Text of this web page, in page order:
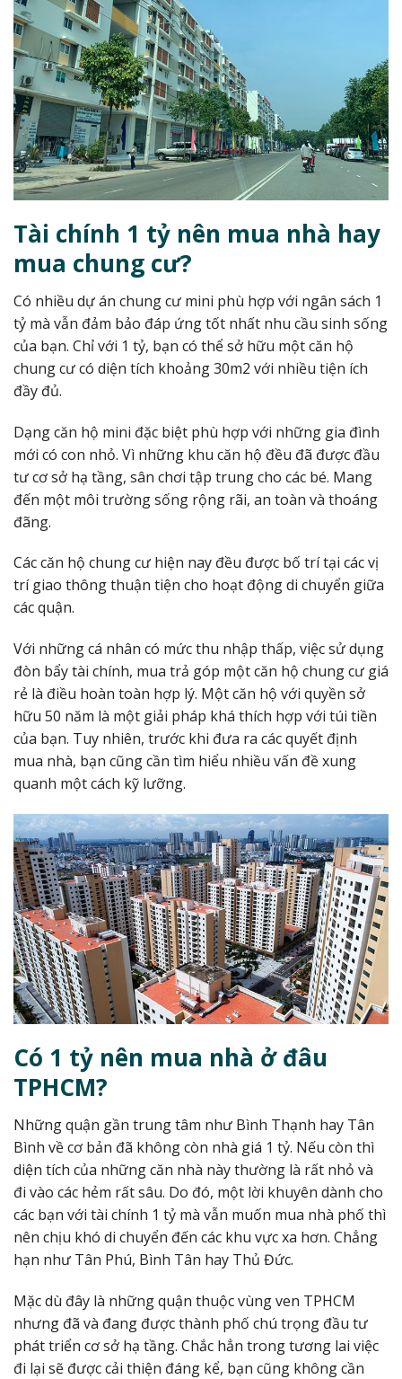
Tài chính 1 tỷ nên mua nhà hay
mua chung cư?
Có nhiều dự án chung cư mini phù hợp với ngân sách 1
tỷ mà vẫn đảm bảo đáp ứng tốt nhất nhu cầu sinh sống
của bạn. Chỉ với 1 tỷ, bạn có thể sở hữu một căn hộ
chung cư có diện tích khoảng 30m2 với nhiều tiện ích
đầy đủ.
Dạng căn hộ mini đặc biệt phù hợp với những gia đình
mới có con nhỏ. Vì những khu căn hộ đều đã được đầu
tư cơ sở hạ tầng, sân chơi tập trung cho các bé. Mang
đến một môi trường sống rộng rãi, an toàn và thoáng
đãng.
Các căn hộ chung cư hiện nay đều được bố trí tại các vị
trí giao thông thuận tiện cho hoạt động di chuyển giữa
các quận.
Với những cá nhân có mức thu nhập thấp, việc sử dụng
đòn bẩy tài chính, mua trả góp một căn hộ chung cư giá
rẻ là điều hoàn toàn hợp lý. Một căn hộ với quyền sở
hữu 50 năm là một giải pháp khá thích hợp với túi tiền
của bạn. Tuy nhiên, trước khi đưa ra các quyết định
mua nhà, bạn cũng cần tìm hiểu nhiều vấn đề xung
quanh một cách kỹ lưỡng.
Có 1 tỷ nên mua nhà ở đâu
TPHCM?
Những quận gần trung tâm như Bình Thạnh hay Tân
Bình về cơ bản đã không còn nhà giá 1 tỷ. Nếu còn thì
diện tích của những căn nhà này thường là rất nhỏ và
đi vào các hẻm rất sâu. Do đó, một lời khuyên dành cho
các bạn với tài chính 1 tỷ mà vẫn muốn mua nhà phố thì
nên chịu khó di chuyển đến các khu vực xa hơn. Chẳng
hạn như Tân Phú, Bình Tân hay Thủ Đức.
Mặc dù đây là những quận thuộc vùng ven TPHCM
nhưng đã và đang được thành phố chú trọng đầu tư
phát triển cơ sở hạ tầng. Chắc hẳn trong tương lai việc
đi lại sẽ được cải thiện đáng kể, bạn cũng không cần